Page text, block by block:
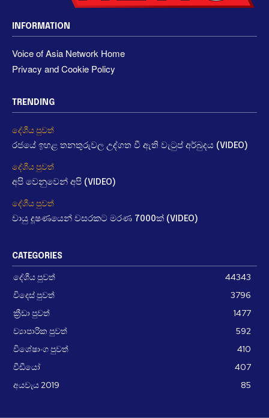
INFORMATION
Voice of Asia Network Home
Privacy and Cookie Policy
TRENDING
දේශීය පුවත්
රජයේ ඉහළ තනතුරුවල උද්ගත වී ඇති වැටුප් අර්බුදය (VIDEO)
දේශීය පුවත්
අපි වෙනුවෙන් අපි (VIDEO)
දේශීය පුවත්
වායු දූෂණයෙන් වසරකට මරණ 7000ක් (VIDEO)
CATEGORIES
දේශීය පුවත්
44343
විදෙස් පුවත්
3796
ක්‍රීඩා පුවත්
1477
ව්‍යාපාරික පුවත්
592
විශේෂාංග පුවත්
410
වීඩීයෝ
407
අයවැය 2019
85